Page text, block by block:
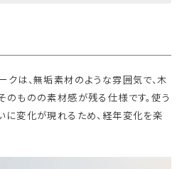
クは、無垢素材のような雰囲気で、木
のものの素材感が残る仕様です。使う
に変化が現れるため、経年変化を楽